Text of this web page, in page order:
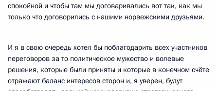
спокойной и чтобы там мы договаривались вот так, как мы
только что договорились с нашими норвежскими друзьями.
И я в свою очередь хотел бы поблагодарить всех участников
переговоров за то политическое мужество и волевые
решения, которые были приняты и которые в конечном счёте
отражают баланс интересов сторон и, я уверен, будут